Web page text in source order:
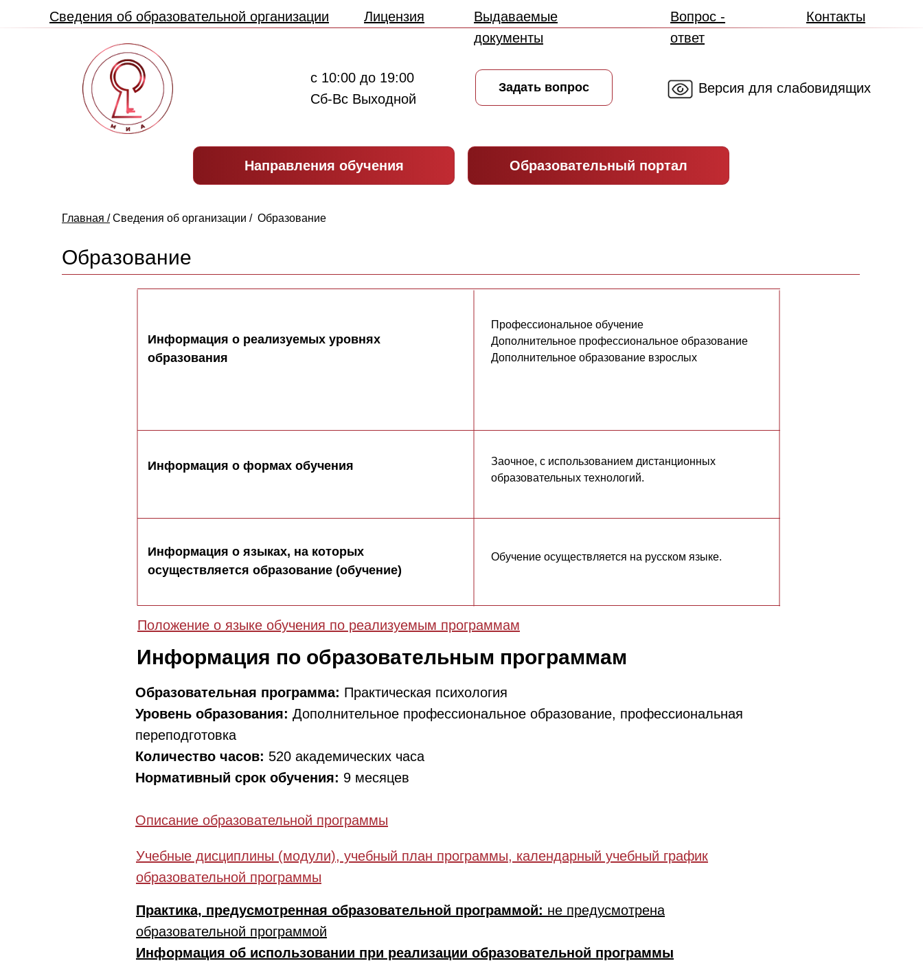
Сведения об образовательной организации Лицензия
Выдаваемые
документы
Вопрос -
ответ
Контакты
с 10:00 до 19:00
Сб-Вс Выходной
Версия для слабовидящих
Задать вопрос
Направления обучения Образовательный портал
Образование
Информация по образовательным программам
Положение о языке обучения по реализуемым программам
Практика, предусмотренная образовательной программой: не предусмотрена
образовательной программой
Информация об использовании при реализации образовательной программы
Образовательная программа: Практическая психология
Уровень образования: Дополнительное профессиональное образование, профессиональная
переподготовка
Количество часов: 520 академических часа
Нормативный срок обучения: 9 месяцев
Описание образовательной программы
Учебные дисциплины (модули), учебный план программы, календарный учебный график
образовательной программы
Информация о реализуемых уровнях
образования
Информация о формах обучения
Информация о языках, на которых
осуществляется образование (обучение)
Профессиональное обучение
Дополнительное профессиональное образование
Дополнительное образование взрослых
Главная / Сведения об организации / Образование
Обучение осуществляется на русском языке.
Заочное, с использованием дистанционных
образовательных технологий.